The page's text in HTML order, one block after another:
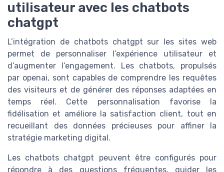
utilisateur avec les chatbots
chatgpt
L’intégration de chatbots chatgpt sur les sites web
permet de personnaliser l’expérience utilisateur et
d’augmenter l’engagement. Les chatbots, propulsés
par openai, sont capables de comprendre les requêtes
des visiteurs et de générer des réponses adaptées en
temps réel. Cette personnalisation favorise la
fidélisation et améliore la satisfaction client, tout en
recueillant des données précieuses pour affiner la
stratégie marketing digital.
Les chatbots chatgpt peuvent être configurés pour
répondre à des questions fréquentes, guider les